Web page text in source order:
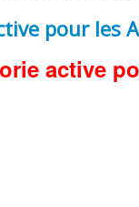
pour les
active